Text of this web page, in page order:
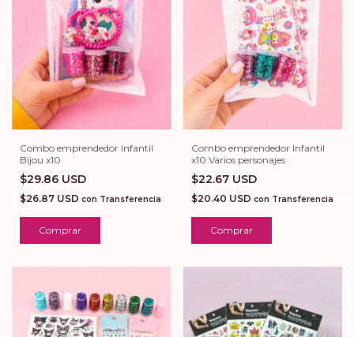
Combo emprendedor Infantil
Bijou x10
$29.86 USD
$26.87 USD con Transferencia
Combo emprendedor Infantil
x10 Varios personajes
$22.67 USD
$20.40 USD con Transferencia